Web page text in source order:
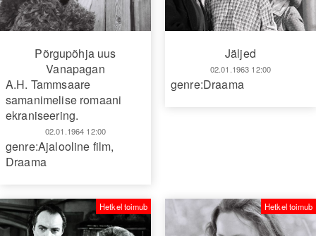
Põrgupõhja uus
Vanapagan
A.H. Tammsaare
samanimelise romaani
ekraniseering.
02.01.1964 12:00
genre:Ajalooline film,
Draama
Jäljed
02.01.1963 12:00
genre:Draama
Hetkel toimub Hetkel toimub